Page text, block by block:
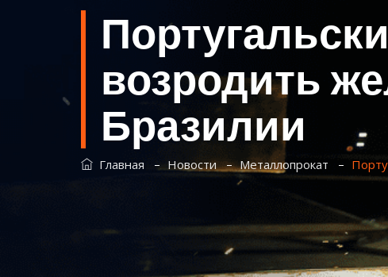
возродить
Бразилии
Главная – Новости–Металлопрокат –